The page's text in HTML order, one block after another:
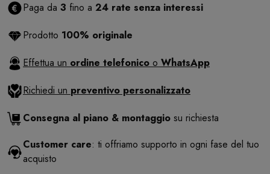
Paga da 3 fino a 24 rate senza interessi
Prodotto 100% originale
Effettua un ordine telefonico o WhatsApp
Richiedi un preventivo personalizzato
Consegna al piano & montaggio su richiesta
Customer care: ti offriamo supporto in ogni fase del tuo
acquisto